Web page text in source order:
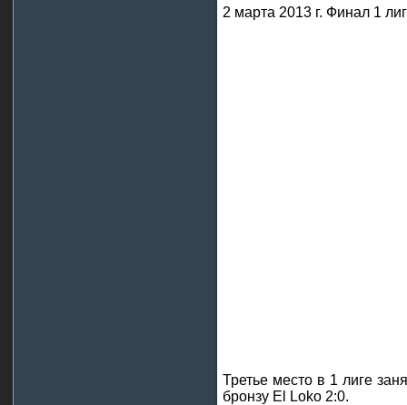
2 марта 2013 г. Финал 1
Третье место в 1 лиге
бронзу El Loko 2:0.